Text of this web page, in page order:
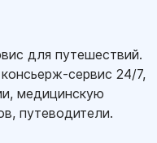
для путешествий.
сервис 24/7,
медицинскую
путеводители.